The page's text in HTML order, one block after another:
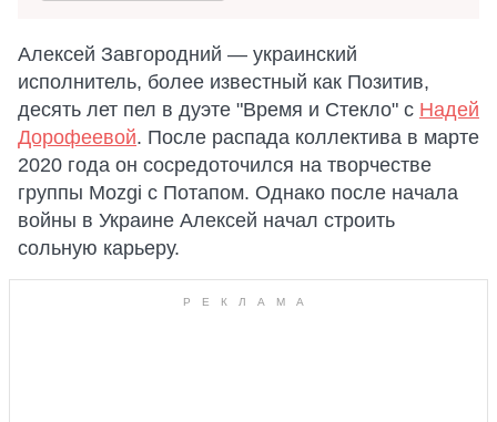
Алексей Завгородний — украинский
исполнитель, более известный как Позитив,
десять лет пел в дуэте "Время и Стекло" с Надей
Дорофеевой. После распада коллектива в марте
2020 года он сосредоточился на творчестве
группы Mozgi с Потапом. Однако после начала
войны в Украине Алексей начал строить
сольную карьеру.